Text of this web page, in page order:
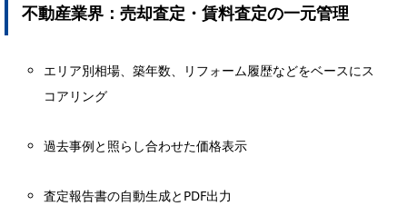
不動産業界：売却査定・賃料査定の一元管理
エリア別相場、築年数、リフォーム履歴などをベースにス
コアリング
過去事例と照らし合わせた価格表示
査定報告書の自動生成とPDF出力